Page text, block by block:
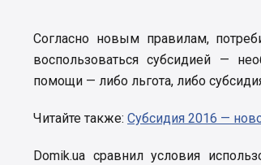
Согласно новым правилам,
воспользоваться субсидией —
помощи — либо льгота, либо
Читайте также: Субсидия 2016 —
Domik.ua сравнил условия